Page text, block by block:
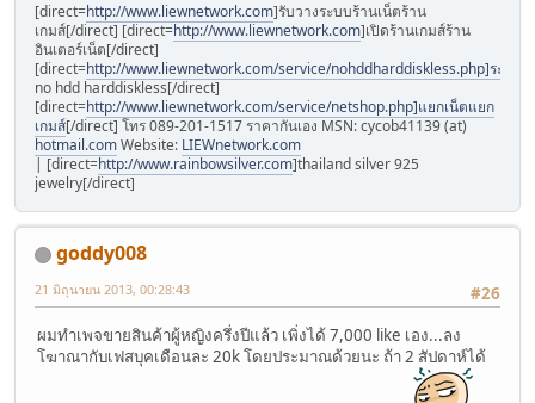
[direct=http://www.liewnetwork.com]รับวางระบบร้านเน็ตร้าน
เกมส์[/direct] [direct=http://www.liewnetwork.com]เปิดร้านเกมส์ร้าน
อินเตอร์เน็ต[/direct]
[direct=http://www.liewnetwork.com/service/nohddharddiskless.php]ระบบ
no hdd harddiskless[/direct]
[direct=http://www.liewnetwork.com/service/netshop.php]แยกเน็ตแยก
เกมส์[/direct] โทร 089-201-1517 ราคากันเอง MSN: cycob41139 (at)
hotmail.comWebsite: LIEWnetwork.com
| [direct=http://www.rainbowsilver.com]thailand silver 925
jewelry[/direct]
goddy008
#26
21 มิถุนายน 2013, 00:28:43
ผมทำเพจขายสินค้าผู้หญิงครึ่งปีแล้ว เพิ่งได้ 7,000 like เอง...ลง
โฆาณากับเฟสบุคเดือนละ 20k โดยประมาณด้วยนะ ถ้า 2 สัปดาห์ได้